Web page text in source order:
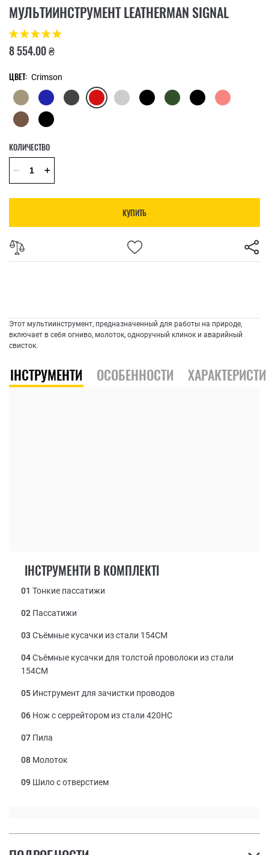
МУЛЬТИИНСТРУМЕНТ LEATHERMAN SIGNAL
8 554.00 ₴
ЦВЕТ: Crimson
КОЛИЧЕСТВО
КУПИТЬ
Этот мультиинструмент, предназначенный для работы на природе,
включает в себя огниво, молоток, одноручный клинок и аварийный
свисток.
ІНСТРУМЕНТИ ОСОБЕННОСТИ
ІНСТРУМЕНТИ В КОМПЛЕКТІ
01 Тонкие пассатижи
02 Пассатижи
03 Съёмные кусачки из стали 154СМ
04Съёмные кусачки для толстой проволоки из стали
154СМ
05 Инструмент для зачистки проводов
06 Нож с серрейтором из стали 420НС
07 Пила
08 Молоток
09 Шило с отверстием
12Держатель для шестигранных бит ¼ дюйма